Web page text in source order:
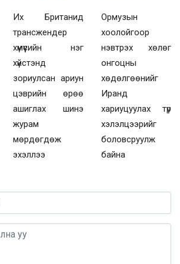
Их Британид
трансжендер
хүмүүсийн нэг
хүйстэнд
зориулсан ариун
цэврийн өрөө
ашиглах шинэ
журам
мөрдөгдөж
эхэллээ
Ормузын
хоолойгоор
нэвтрэх хөлөг
онгоцны
хөдөлгөөнийг
Иранд
хариуцуулах түр
хэлэлцээрийг
боловсруулж
байна